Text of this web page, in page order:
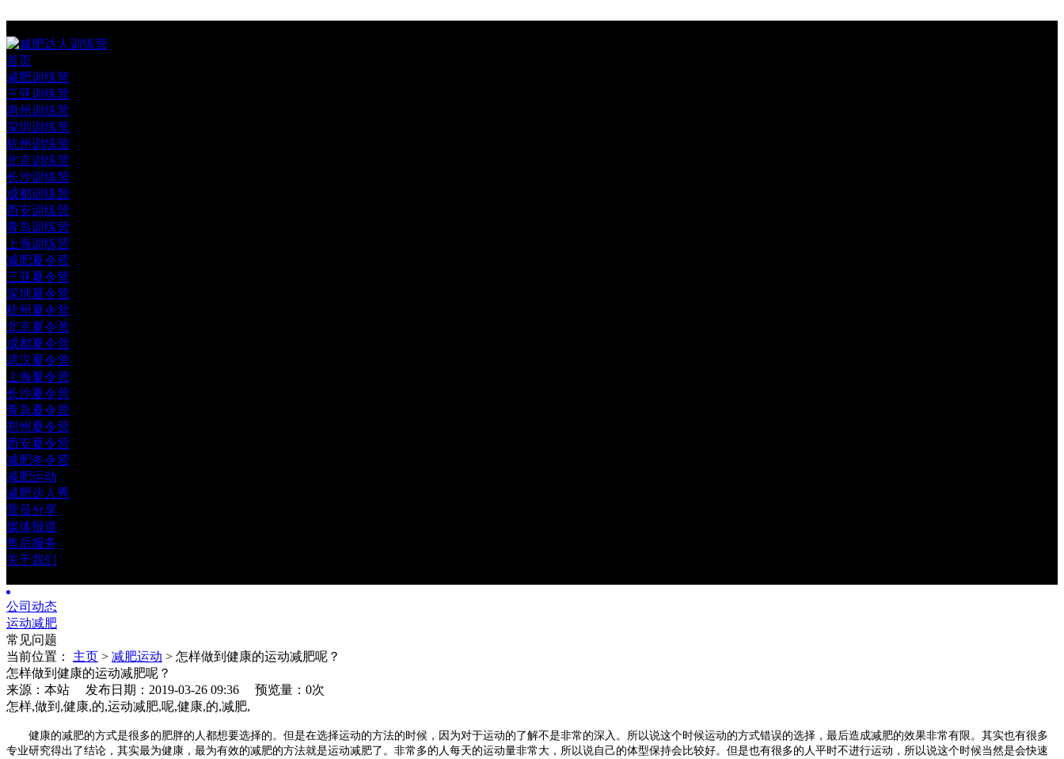
首页
减肥训练营
三亚训练营
惠州训练营
深圳训练营
杭州训练营
北京训练营
长沙训练营
成都训练营
西安训练营
青岛训练营
上海训练营
减肥夏令营
三亚夏令营
深圳夏令营
杭州夏令营
北京夏令营
成都夏令营
武汉夏令营
上海夏令营
长沙夏令营
青岛夏令营
郑州夏令营
西安夏令营
减肥冬令营
减肥运动
减肥达人秀
营员分享
媒体报道
售后服务
关于我们
公司动态
运动减肥
常见问题
当前位置： 主页 > 减肥运动 > 怎样做到健康的运动减肥呢？
怎样做到健康的运动减肥呢？
来源：本站 发布日期：2019-03-26 09:36
预览量：0次
怎样,做到,健康,的,运动减肥,呢,健康,的,减肥,
健康的减肥的方式是很多的肥胖的人都想要选择的。但是在选择运动的方法的时候，因为对于运动的了解不是非常的深入。所以说这个时候运动的方式错误的选择，最后造成减肥的效果非常有限。其实也有很多
专业研究得出了结论，其实最为健康，最为有效的减肥的方法就是运动减肥了。非常多的人每天的运动量非常大，所以说自己的体型保持会比较好。但是也有很多的人平时不进行运动，所以说这个时候当然是会快速